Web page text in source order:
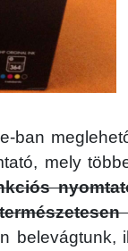
ban
mely
belevágtunk,